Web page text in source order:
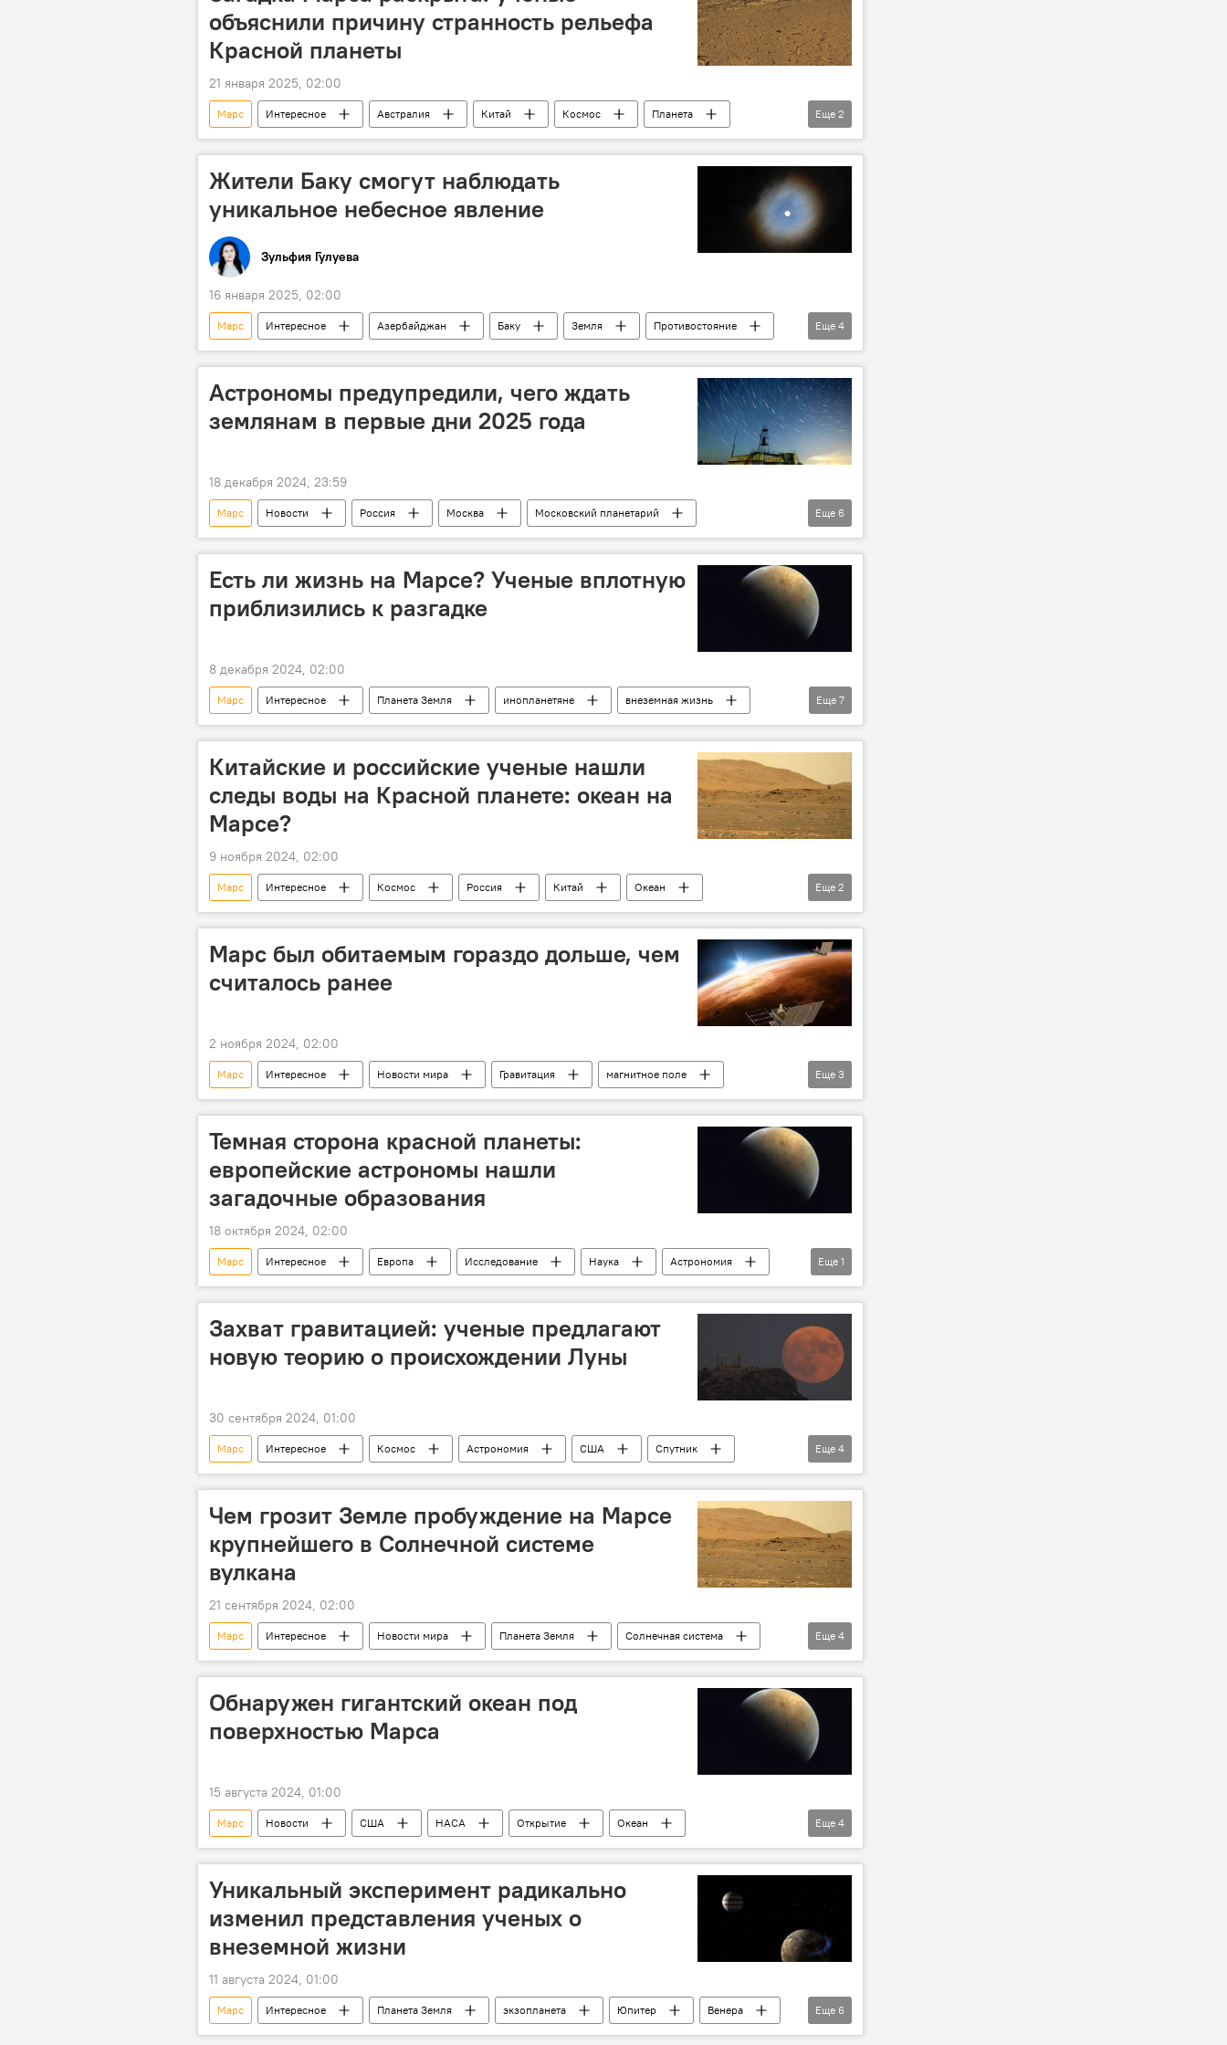
объяснили причину странность рельефа
Красной планеты
21 января 2025, 02:00
Марс Интересное Австралия Китай Космос
Планета
сложный рельеф
Исследование
Еще 2
Жители Баку смогут наблюдать
уникальное небесное явление
Зульфия Гулуева
16 января 2025, 02:00
Марс Интересное Азербайджан Баку Земля
Противостояние
Астрономия
астрономическое явление Космос Вселенная
Еще 4
Астрономы предупредили, чего ждать
землянам в первые дни 2025 года
18 декабря 2024, 23:59
Марс Новости Россия Москва
Московский планетарий
Метеорный поток
Противостояние Солнце наблюдения
Общество
Еще 6
Есть ли жизнь на Марсе? Ученые вплотную
приблизились к разгадке
8 декабря 2024, 02:00
Марс Интересное Планета Земля инопланетяне
внеземная жизнь
вода
Ученые Космос Вселенная
Солнечная система
Еще 7
Китайские и российские ученые нашли
следы воды на Красной планете: океан на
Марсе?
9 ноября 2024, 02:00
Марс Интересное Космос Россия Китай
Океан
Марсоход
Наука Исследование
Еще 2
Марс был обитаемым гораздо дольше, чем
считалось ранее
2 ноября 2024, 02:00
Марс Интересное Новости мира Гравитация
магнитное поле
электромагнитное излучение
обитаемая планета Солнечная система
Еще 3
Темная сторона красной планеты:
европейские астрономы нашли
загадочные образования
18 октября 2024, 02:00
Марс Интересное Европа Исследование Наука
Астрономия
Космос
Еще 1
Захват гравитацией: ученые предлагают
новую теорию о происхождении Луны
30 сентября 2024, 01:00
Марс Интересное Космос Астрономия США
Спутник
Луна
Наука Исследование Солнечная система Меркурий
Еще 4
Чем грозит Земле пробуждение на Марсе
крупнейшего в Солнечной системе
вулкана
21 сентября 2024, 02:00
Марс Интересное Новости мира Планета Земля
Солнечная система
Извержение
Вулкан Космос Вселенная
Еще 4
Обнаружен гигантский океан под
поверхностью Марса
15 августа 2024, 01:00
Марс Новости США НАСА Открытие
Океан
внеземная жизнь
вода Изменения климата Общество
Еще 4
Уникальный эксперимент радикально
изменил представления ученых о
внеземной жизни
11 августа 2024, 01:00
Марс Интересное Планета Земля экзопланета Юпитер
Венера
Космос
Вселенная внеземная жизнь Аппарат
Ученые
Еще 6